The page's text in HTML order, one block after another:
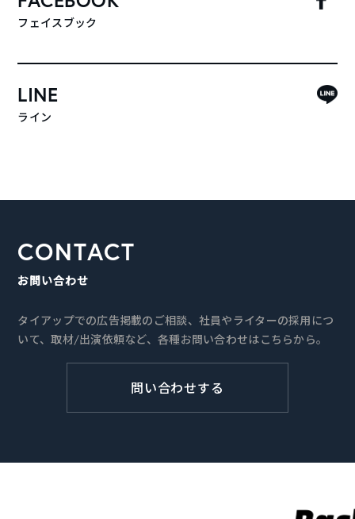
フェイスブック
LINE
ライン
CONTACT
お問い合わせ
タイアップでの広告掲載のご相談、社員やライターの採用につ
いて、取材/出演依頼など、各種お問い合わせはこちらから。
問い合わせする